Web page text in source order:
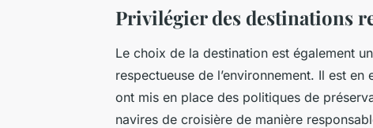
Privilégier des destinations
Le choix de la destination est également
respectueuse de l’environnement. Il est
ont mis en place des politiques de
navires de croisière de manière